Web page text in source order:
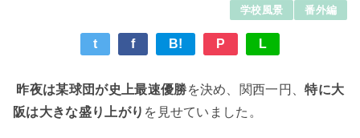
学校風景
番外編
t f B! P L
昨夜は某球団が史上最速優勝を決め、関西一円、特に大
阪は大きな盛り上がり を見せていました。